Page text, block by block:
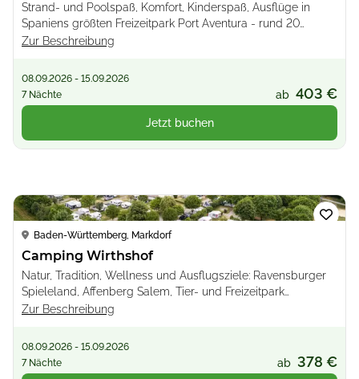
Strand- und Poolspaß, Komfort, Kinderspaß, Ausflüge in
Spaniens größten Freizeitpark Port Aventura - rund 20
Minuten per Bus oder Auto
Zur Beschreibung
08.09.2026 - 15.09.2026
7 Nächte
ab 403 €
Jetzt buchen
Loading...
Baden-Württemberg, Markdorf
Camping Wirthshof
Natur, Tradition, Wellness und Ausflugsziele: Ravensburger
Spieleland, Affenberg Salem, Tier- und Freizeitpark
Allensbach, Zeppelin Museum
Zur Beschreibung
08.09.2026 - 15.09.2026
7 Nächte
ab 378 €